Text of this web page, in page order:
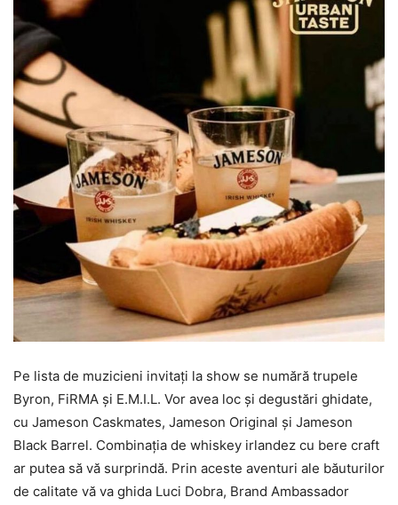
Pe lista de muzicieni invitaţi la show se numără trupele
Byron, FiRMA şi E.M.I.L. Vor avea loc şi degustări ghidate,
cu Jameson Caskmates, Jameson Original şi Jameson
Black Barrel. Combinaţia de whiskey irlandez cu bere craft
ar putea să vă surprindă. Prin aceste aventuri ale băuturilor
de calitate vă va ghida Luci Dobra, Brand Ambassador